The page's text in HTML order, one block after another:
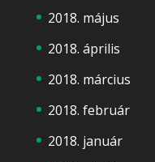
2018. május
2018. április
2018. március
2018. február
2018. január